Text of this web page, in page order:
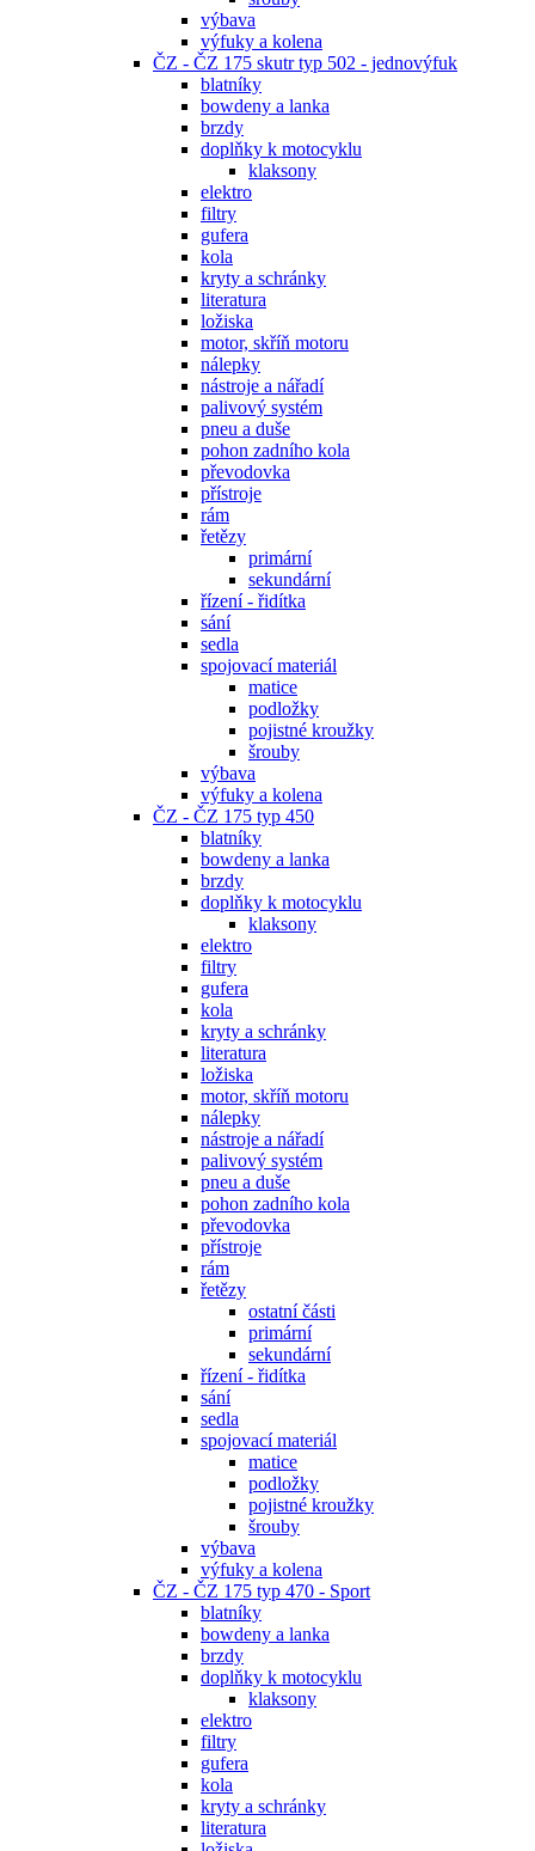
výbava
výfuky a kolena
ČZ - ČZ 175 skutr typ 502 - jednovýfuk
blatníky
bowdeny a lanka
brzdy
doplňky k motocyklu
klaksony
elektro
filtry
gufera
kola
kryty a schránky
literatura
ložiska
motor, skříň motoru
nálepky
nástroje a nářadí
palivový systém
pneu a duše
pohon zadního kola
převodovka
přístroje
rám
řetězy
primární
sekundární
řízení - řidítka
sání
sedla
spojovací materiál
matice
podložky
pojistné kroužky
šrouby
výbava
výfuky a kolena
ČZ - ČZ 175 typ 450
blatníky
bowdeny a lanka
brzdy
doplňky k motocyklu
klaksony
elektro
filtry
gufera
kola
kryty a schránky
literatura
ložiska
motor, skříň motoru
nálepky
nástroje a nářadí
palivový systém
pneu a duše
pohon zadního kola
převodovka
přístroje
rám
řetězy
ostatní části
primární
sekundární
řízení - řidítka
sání
sedla
spojovací materiál
matice
podložky
pojistné kroužky
šrouby
výbava
výfuky a kolena
ČZ - ČZ 175 typ 470 - Sport
blatníky
bowdeny a lanka
brzdy
doplňky k motocyklu
klaksony
elektro
filtry
gufera
kola
kryty a schránky
literatura